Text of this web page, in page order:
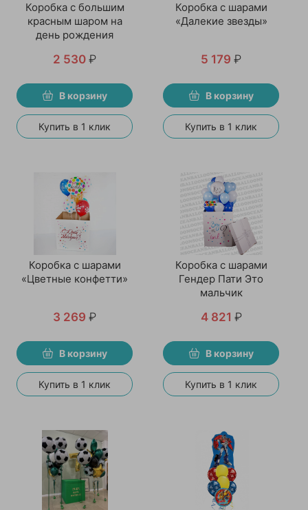
Коробка с большим
красным шаром на
день рождения
2 530 ₽
В корзину
Купить в 1 клик
Коробка с шарами
«Далекие звезды»
5 179 ₽
В корзину
Купить в 1 клик
Коробка с шарами
«Цветные конфетти»
3 269 ₽
В корзину
Купить в 1 клик
Коробка с шарами
Гендер Пати Это
мальчик
4 821 ₽
В корзину
Купить в 1 клик